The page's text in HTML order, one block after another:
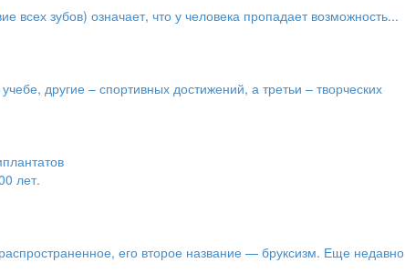
всех зубов) означает, что у человека пропадает возможность...
другие – спортивных достижений, а третьи – творческих
лет.
его второе название — бруксизм. Еще недавно